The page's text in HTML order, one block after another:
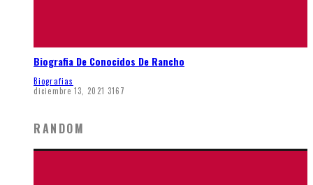
Biografia De Conocidos De Rancho
Biografias
diciembre 13, 2021 3167
RANDOM